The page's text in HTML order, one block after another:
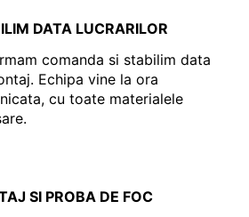
DATA LUCRARILOR
comanda si stabilim data
Echipa vine la ora
cu toate materialele
SI PROBA DE FOC